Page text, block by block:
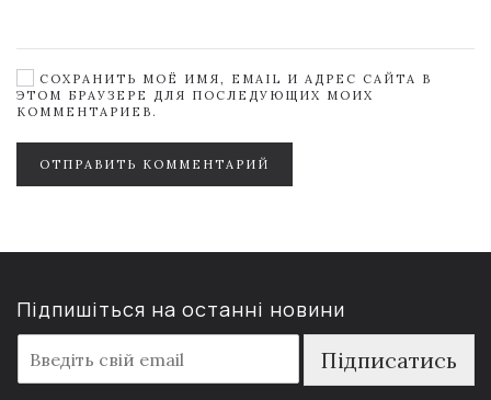
СОХРАНИТЬ МОЁ ИМЯ, EMAIL И АДРЕС САЙТА В
ЭТОМ БРАУЗЕРЕ ДЛЯ ПОСЛЕДУЮЩИХ МОИХ
КОММЕНТАРИЕВ.
ОТПРАВИТЬ КОММЕНТАРИЙ
Підпишіться на останні новини
m
a
Підписатись